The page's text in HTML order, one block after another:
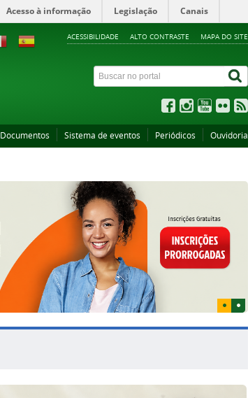
Acesso à informação Legislação Canais
ACESSIBILIDADE ALTO CONTRASTE MAPA DO SITE
Documentos Sistema de eventos Periódicos Ouvidoria